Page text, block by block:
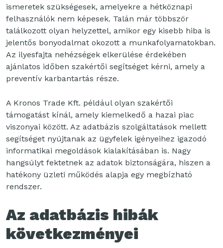
ismeretek szükségesek, amelyekre a hétköznapi
felhasználók nem képesek. Talán már többször
találkozott olyan helyzettel, amikor egy kisebb hiba is
jelentős bonyodalmat okozott a munkafolyamatokban.
Az ilyesfajta nehézségek elkerülése érdekében
ajánlatos időben szakértői segítséget kérni, amely a
preventív karbantartás része.
A Kronos Trade Kft. például olyan szakértői
támogatást kínál, amely kiemelkedő a hazai piac
viszonyai között. Az adatbázis szolgáltatások mellett
segítséget nyújtanak az ügyfelek igényeihez igazodó
informatikai megoldások kialakításában is. Nagy
hangsúlyt fektetnek az adatok biztonságára, hiszen a
hatékony üzleti működés alapja egy megbízható
rendszer.
Az adatbázis hibák
következményei